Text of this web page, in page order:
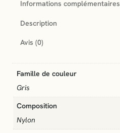
e
e
r
Informations complémentaires
Description
Avis (0)
Famille de couleur
Gris
Composition
Nylon